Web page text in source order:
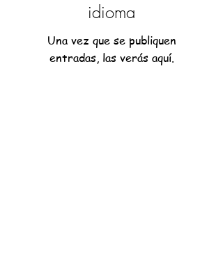
idioma
Una vez que se publiquen
entradas, las verás aquí.